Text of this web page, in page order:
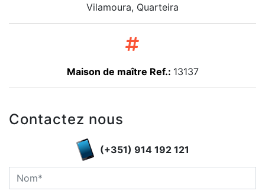
Vilamoura, Quarteira
Maison de maître Ref.: 13137
Contactez nous
(+351) 914 192 121